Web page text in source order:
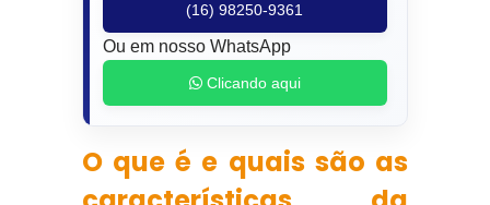
(16) 98250-9361
Ou em nosso WhatsApp
Clicando aqui
O que é e quais são as